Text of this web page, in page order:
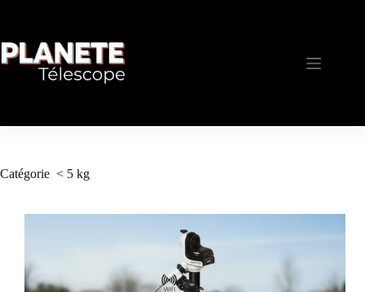
Catégorie < 5 kg